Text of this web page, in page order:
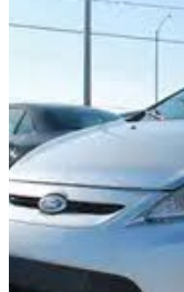
2013 Ford Fiesta
SE Hatchback